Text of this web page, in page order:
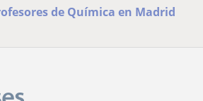
de Química en Madrid